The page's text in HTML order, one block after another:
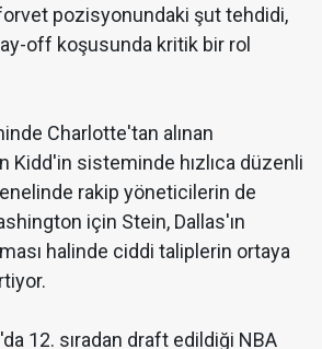
forvet pozisyonundaki şut tehdidi,
off koşusunda kritik bir rol
Charlotte'tan alınan
Kidd'in sisteminde hızlıca düzenli
rakip yöneticilerin de
için Stein, Dallas'ın
halinde ciddi taliplerin ortaya
12. sıradan draft edildiği NBA